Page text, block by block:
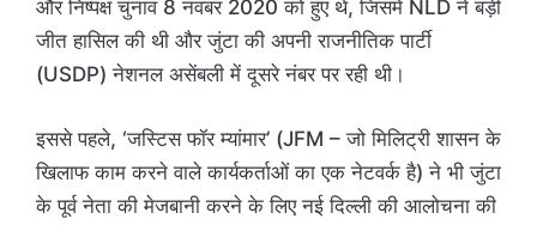
और निष्पक्ष चुनाव 8 नवंबर 2020 को हुए थे, जिसमें NLD ने बड़ी
जीत हासिल की थी और जुंटा की अपनी राजनीतिक पार्टी
(USDP) नेशनल असेंबली में दूसरे नंबर पर रही थी।
इससे पहले, ‘जस्टिस फॉर म्यांमार’ (JFM – जो मिलिट्री शासन के
खिलाफ काम करने वाले कार्यकर्ताओं का एक नेटवर्क है) ने भी जुंटा
के पूर्व नेता की मेजबानी करने के लिए नई दिल्ली की आलोचना की